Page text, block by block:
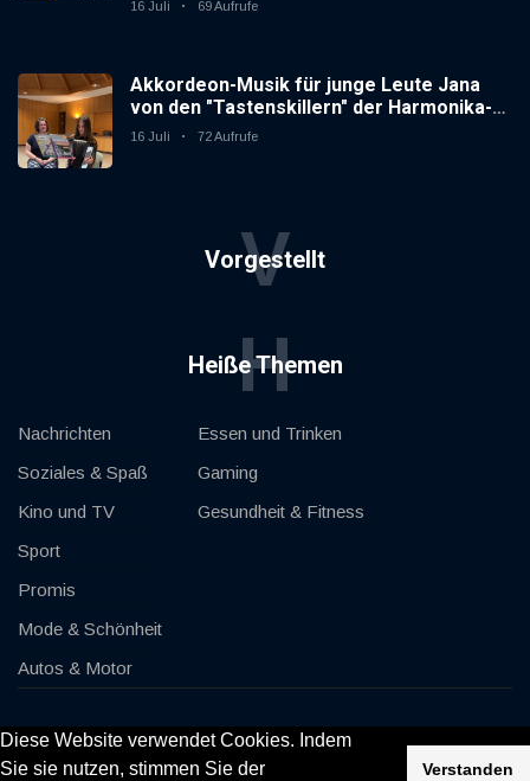
Diese Website verwendet Cookies. Indem
Sie sie nutzen, stimmen Sie der
Verstanden
16 Juli 69 Aufrufe
Akkordeon-Musik für junge Leute Jana
von den "Tastenskillern" der Harmonika-
Vereinigung Gaggenau zeigt, wie "jung"
16 Juli 72 Aufrufe
Vorgestellt
V
Heiße Themen
H
Nachrichten
Soziales & Spaß
Kino und TV
Sport
Promis
Mode & Schönheit
Autos & Motor
Essen und Trinken
Gaming
Gesundheit & Fitness
© 2020, KV-GmbH | All rights reserved